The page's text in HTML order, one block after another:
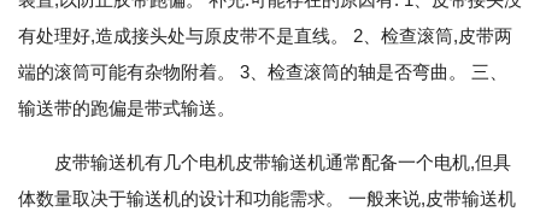
有处理好,造成接头处与原皮带不是直线。 2、检查滚筒,皮带两
端的滚筒可能有杂物附着。 3、检查滚筒的轴是否弯曲。 三、
输送带的跑偏是带式输送。
皮带输送机有几个电机皮带输送机通常配备一个电机,但具
体数量取决于输送机的设计和功能需求。 一般来说,皮带输送机